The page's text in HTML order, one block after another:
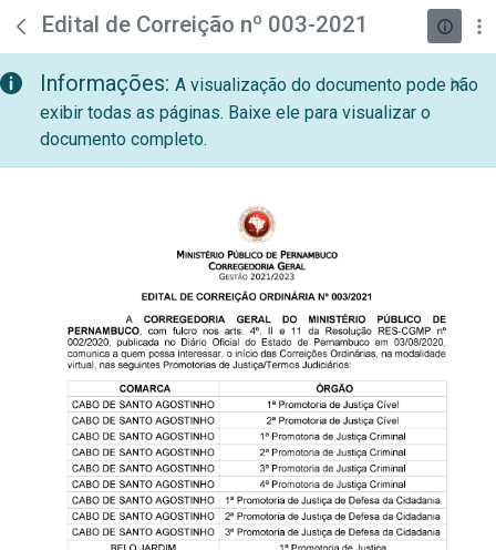
Pular para o Conteúdo principal
teste descricao
Edital de Correição nº 003-2021
Informações: A visualização do documento pode não
exibir todas as páginas. Baixe ele para visualizar o
documento completo.